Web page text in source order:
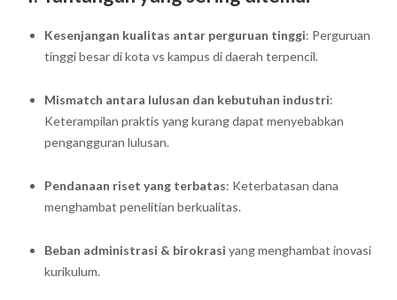
Kesenjangan kualitas antar perguruan tinggi: Perguruan
tinggi besar di kota vs kampus di daerah terpencil.
Mismatch antara lulusan dan kebutuhan industri:
Keterampilan praktis yang kurang dapat menyebabkan
pengangguran lulusan.
Pendanaan riset yang terbatas: Keterbatasan dana
menghambat penelitian berkualitas.
Beban administrasi & birokrasi yang menghambat inovasi
kurikulum.